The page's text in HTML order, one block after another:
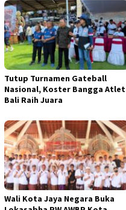
Tutup Turnamen Gateball
Nasional, Koster Bangga Atlet
Bali Raih Juara
Wali Kota Jaya Negara Buka